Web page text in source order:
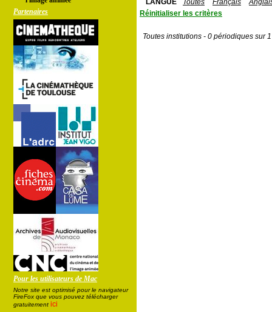
Partenaires
Pour les utilisateurs de Mac
Notre site est optimisé pour le navigateur
FireFox que vous pouvez télécharger
gratuitement ici
LANGUE
Toutes Français
Réinitialiser les critères
Toutes institutions - 0 périodiques sur